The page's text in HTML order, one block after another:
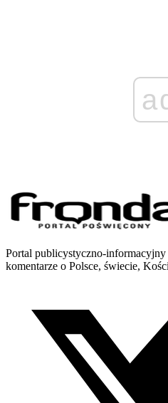
Portal publicystyczno-
komentarze o Polsce, świecie,